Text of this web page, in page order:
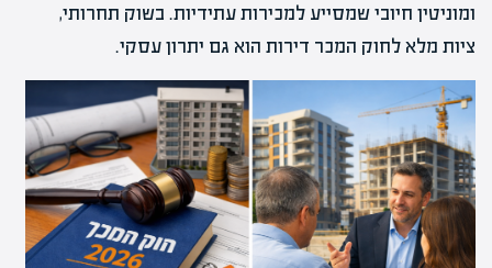
ומוניטין חיובי שמסייע למכירות עתידיות. בשוק תחרותי,
ציות מלא לחוק המכר דירות הוא גם יתרון עסקי.